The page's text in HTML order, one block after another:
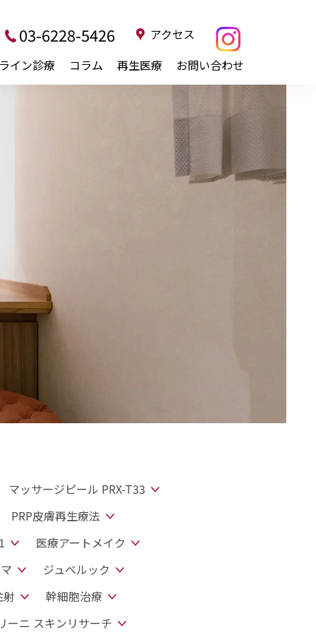
イン診療 コラム 再生医療 お問い合わせ
03-6228-5426 アクセス
マッサージピール PRX-T33
PRP皮膚再生療法
医療アートメイク
ジュベルック
幹細胞治療
ーニ スキンリサーチ